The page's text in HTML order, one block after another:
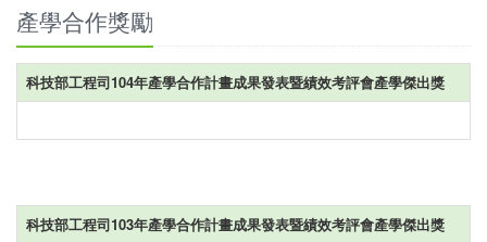
產學合作獎勵
科技部工程司104年產學合作計畫成果發表暨績效考評會產學傑出獎
科技部工程司103年產學合作計畫成果發表暨績效考評會產學傑出獎